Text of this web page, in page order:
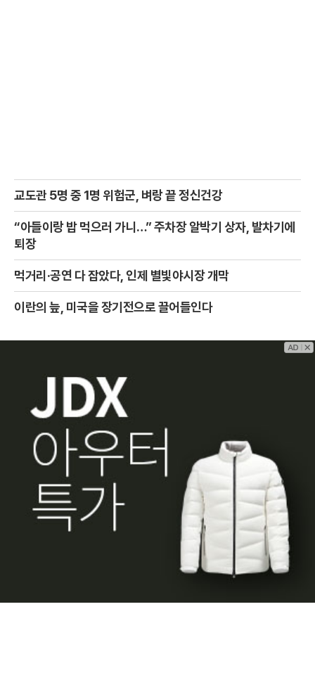
교도관 5명 중 1명 위험군, 벼랑 끝 정신건강
“아들이랑 밥 먹으러 가니…” 주차장 알박기 상자, 발차기에
퇴장
먹거리·공연 다 잡았다, 인제 별빛야시장 개막
이란의 늪, 미국을 장기전으로 끌어들인다